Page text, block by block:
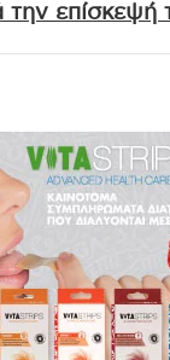
την επίσκεψή